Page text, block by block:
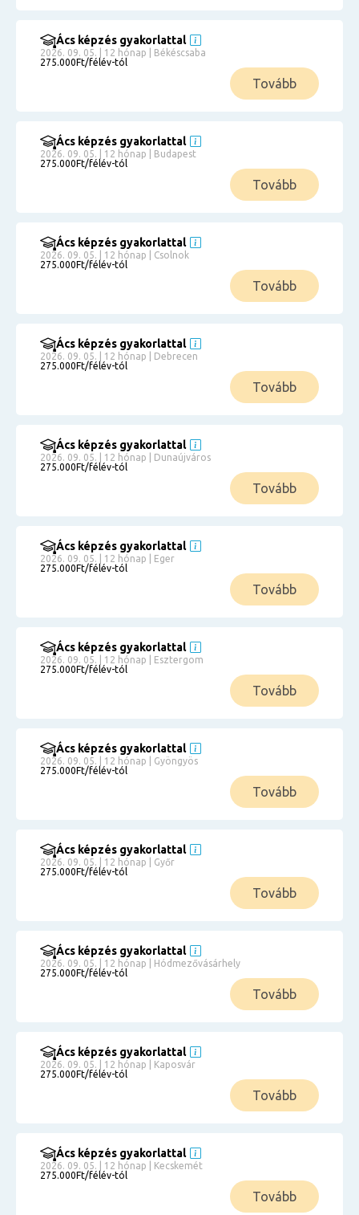
Ács képzés gyakorlattal
2026. 09. 05. | 12 hónap | Békéscsaba
275.000Ft/félév-tól
Tovább
Ács képzés gyakorlattal
2026. 09. 05. | 12 hónap | Budapest
275.000Ft/félév-tól
Tovább
Ács képzés gyakorlattal
2026. 09. 05. | 12 hónap | Csolnok
275.000Ft/félév-tól
Tovább
Ács képzés gyakorlattal
2026. 09. 05. | 12 hónap | Debrecen
275.000Ft/félév-tól
Tovább
Ács képzés gyakorlattal
2026. 09. 05. | 12 hónap | Dunaújváros
275.000Ft/félév-tól
Tovább
Ács képzés gyakorlattal
2026. 09. 05. | 12 hónap | Eger
275.000Ft/félév-tól
Tovább
Ács képzés gyakorlattal
2026. 09. 05. | 12 hónap | Esztergom
275.000Ft/félév-tól
Tovább
Ács képzés gyakorlattal
2026. 09. 05. | 12 hónap | Gyöngyös
275.000Ft/félév-tól
Tovább
Ács képzés gyakorlattal
2026. 09. 05. | 12 hónap | Győr
275.000Ft/félév-tól
Tovább
Ács képzés gyakorlattal
2026. 09. 05. | 12 hónap | Hódmezővásárhely
275.000Ft/félév-tól
Tovább
Ács képzés gyakorlattal
2026. 09. 05. | 12 hónap | Kaposvár
275.000Ft/félév-tól
Tovább
Ács képzés gyakorlattal
2026. 09. 05. | 12 hónap | Kecskemét
275.000Ft/félév-tól
Tovább